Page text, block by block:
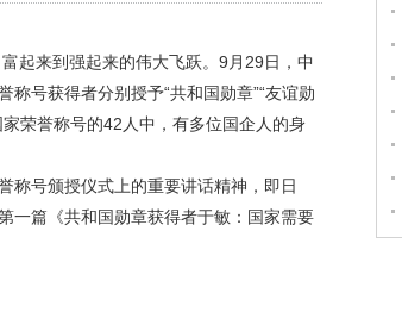
来到强起来的伟大飞跃。9月29日，中
号获得者分别授予“共和国勋章”“友谊勋
荣誉称号的42人中，有多位国企人的身
号颁授仪式上的重要讲话精神，即日
一篇《共和国勋章获得者于敏：国家需要